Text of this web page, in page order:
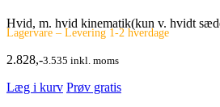
Hvid, m. hvid kinematik(kun v. hvidt
Lagervare – Levering 1-2 hverdage
2.828,-3.535 inkl. moms
Læg i kurv Prøv gratis